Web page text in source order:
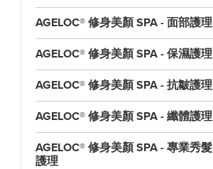
AGELOC® 修身美顏 SPA - 面部護理
AGELOC® 修身美顏 SPA - 保濕護理
AGELOC® 修身美顏 SPA - 抗皺護理
AGELOC® 修身美顏 SPA - 纖體護理
AGELOC® 修身美顏 SPA - 專業秀髮
護理